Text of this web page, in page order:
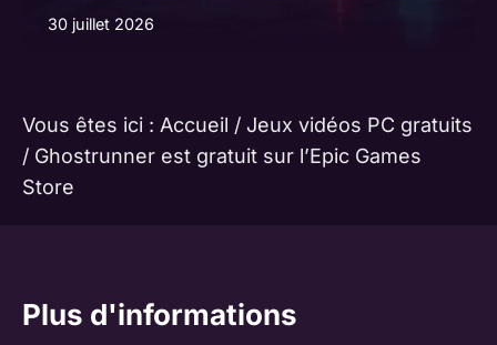
30 juillet 2026
Vous êtes ici : Accueil / Jeux vidéos PC gratuits
/ Ghostrunner est gratuit sur l’Epic Games
Store
Plus d'informations